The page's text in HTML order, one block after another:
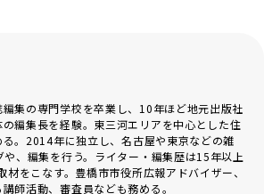
集の専門学校を卒業し、10年ほど地元出版社
編集長を経験。東三河エリアを中心とした住
。2014年に独立し、名古屋や東京などの雑
や、編集を行う。ライター・編集歴は15年以上
をこなす。豊橋市市役所広報アドバイザー、
師活動、審査員なども務める。